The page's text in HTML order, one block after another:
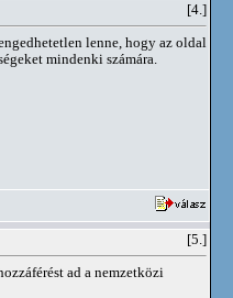
[4.]
lenne, hogy az oldal
mindenki számára.
[5.]
ad a nemzetközi